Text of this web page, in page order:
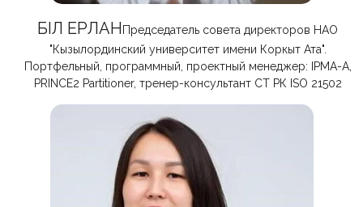
ӘБІЛ ЕРЛАН Председатель совета директоров НАО
"Кызылординский университет имени Коркыт Ата".
Портфельный, программный, проектный менеджер: IPMA-A,
PRINCE2 Partitioner, тренер-консультант СТ РК ISO 21502